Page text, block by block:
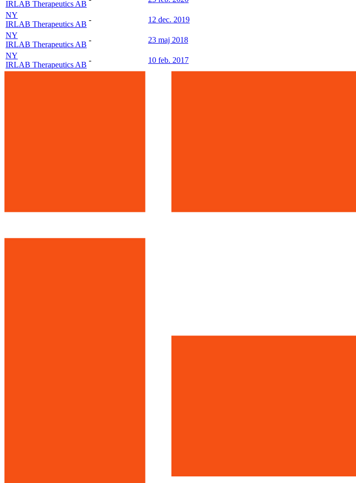
IRLAB Therapeutics AB
NY
IRLAB Therapeutics AB
-
12 dec. 2019
NY
IRLAB Therapeutics AB
-
23 maj 2018
NY
IRLAB Therapeutics AB
- 10 feb. 2017